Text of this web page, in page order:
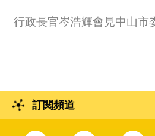
行政長官岑浩輝會見中山市
訂閱頻道